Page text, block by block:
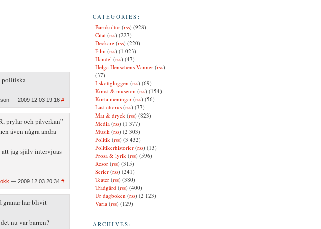
politiska
— 2009 12 03 19:16 #
prylar och påverkan”
även några andra
att jag själv intervjuas
— 2009 12 03 20:34 #
granar har blivit
nu var barren?
CATEGORIES:
Barnkultur(rss) (928)
Citat(rss) (227)
Deckare(rss) (220)
Film(rss) (1 023)
Handel(rss) (47)
Helga Henschens Vänner(rss)
(37)
I skottgluggen (rss) (69)
Konst & museum(rss) (154)
Korta meningar(rss) (56)
Last chorus(rss) (37)
Mat & dryck(rss) (823)
Media(rss) (1 377)
Musik(rss) (2 303)
Politik(rss) (3 432)
Politikerhistorier(rss) (13)
Prosa & lyrik(rss) (596)
Resor(rss) (315)
Serier(rss) (241)
Teater(rss) (380)
Trädgård(rss) (400)
Ur dagboken (rss) (2 123)
Varia(rss) (129)
ARCHIVES: